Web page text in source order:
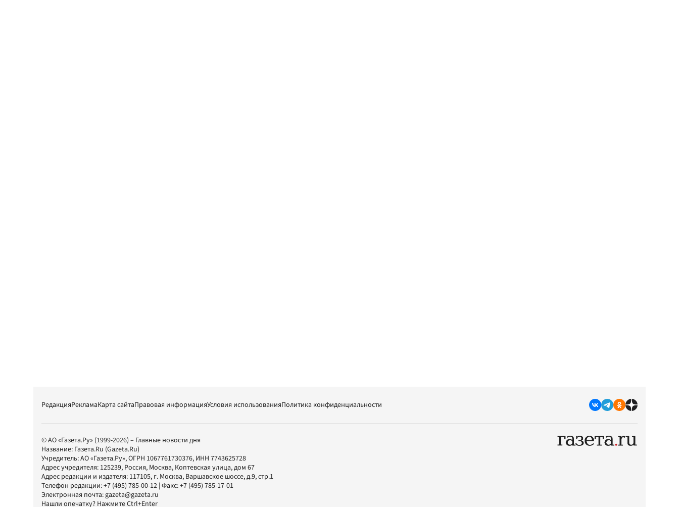
РедакцияРекламаКарта сайтаПравовая информацияУсловия использованияПолитика конфиденциальности
© АО «Газета.Ру» (1999-2026) – Главные новости дня
Название: Газета.Ru (Gazeta.Ru)
Учредитель:АО «Газета.Ру», ОГРН 1067761730376, ИНН 7743625728
Адрес учредителя: 125239, Россия, Москва, Коптевская улица, дом 67
Адрес редакции и издателя: 117105, г. Москва, Варшавское шоссе, д.9, стр.1
Телефон редакции:+7 (495) 785-00-12 | Факс:+7 (495) 785-17-01
Электронная почта:gazeta@gazeta.ru
Нашли опечатку? Нажмите Ctrl+Enter